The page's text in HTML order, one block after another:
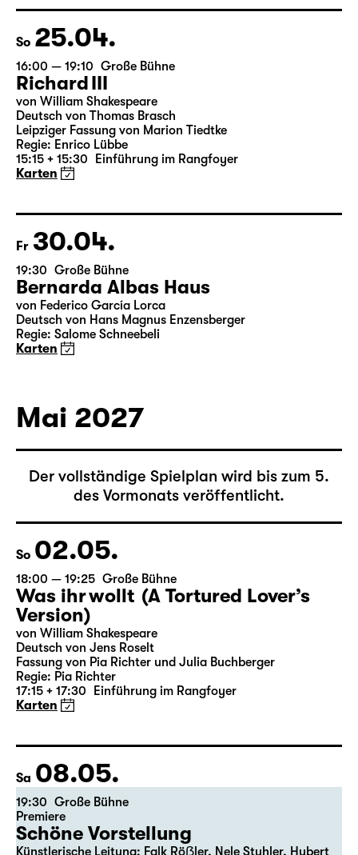
18:45 + 19:00 Einführung im Rangfoyer
Karten
So 25.04.
16:00 — 19:10 Große Bühne
Richard III
von William Shakespeare
Deutsch von Thomas Brasch
15:15 + 15:30 Einführung im Rangfoyer
Karten
Fr 30.04.
19:30 Große Bühne
Bernarda Albas Haus
Karten
Mai 2027
Der vollständige Spielplan wird bis zum 5.
des Vormonats veröffentlicht.
So 02.05.
18:00 — 19:25 Große Bühne
Was ihr wollt (A Tortured Lover’s
Version)
von William Shakespeare
Deutsch von Jens Roselt
17:15 + 17:30 Einführung im Rangfoyer
Karten
Sa 08.05.